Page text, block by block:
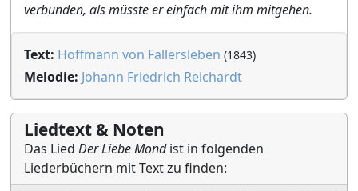
verbunden, als müsste er einfach mit ihm mitgehen.
Text: Hoffmann von Fallersleben (1843)
Melodie: Johann Friedrich Reichardt
Liedtext & Noten
Das Lied Der Liebe Mondist in folgenden
Liederbüchern mit Text zu finden: